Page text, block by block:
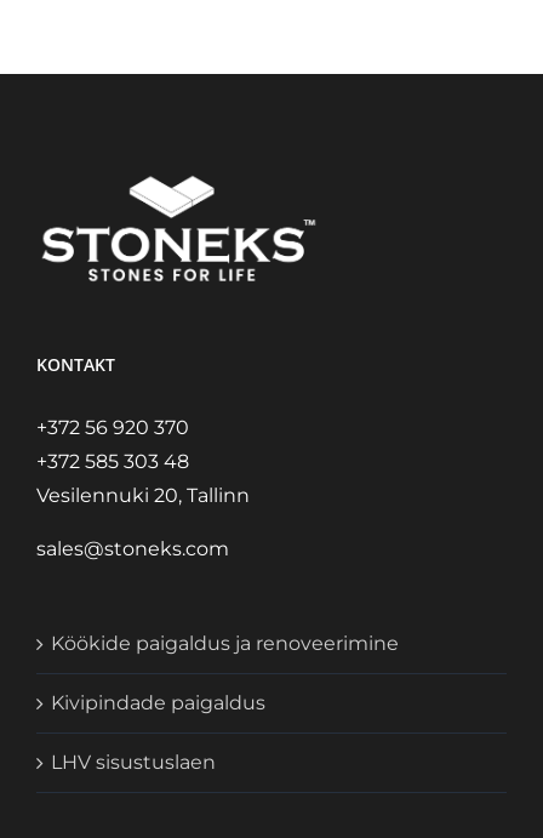
KONTAKT
+372 56 920 370
+372 585 303 48
Vesilennuki 20, Tallinn
sales@stoneks.com
Köökide paigaldus ja renoveerimine
Kivipindade paigaldus
LHV sisustuslaen